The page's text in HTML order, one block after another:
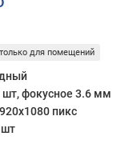
только для помещений
шт, фокусное 3.6 мм
пикс
шт